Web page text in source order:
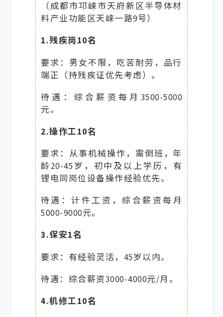
（成都市邛崃市天府新区半导体材
料产业功能区天崃一路9号）
1.残疾岗10名
要求：男女不限，吃苦耐劳，品行
端正（持残疾证优先考虑）。
待遇：综合薪资每月3500-5000
元。
2.操作工10名
要求：从事机械操作，需倒班，年
龄20-45岁，初中及以上学历，有
锂电同岗位设备操作经验优先。
待遇：计件工资，综合薪资每月
5000-9000元。
3.保安1名
要求：有经验灵活，45岁以内。
待遇：综合薪资3000-4000元/月。
4.机修工10名